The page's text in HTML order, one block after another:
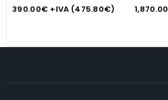
390.00€ +IVA (475.80€)
1,870.00